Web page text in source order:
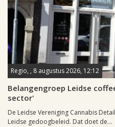
Regio, , 8 augustus 2026, 12:12
Belangengroep Leidse
sector'
De Leidse Vereniging Cannabis
Leidse gedoogbeleid. Dat doet de...